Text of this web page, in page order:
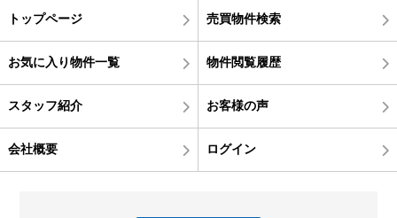
トップページ 売買物件検索
お気に入り物件一覧 物件閲覧履歴
スタッフ紹介 お客様の声
会社概要 ログイン